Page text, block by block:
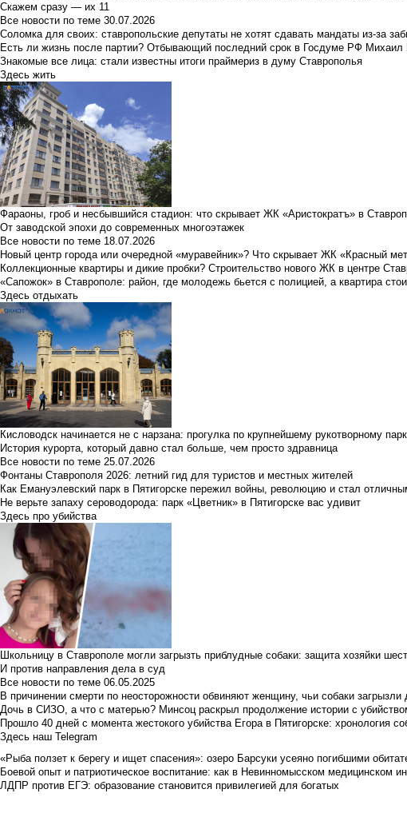
Скажем сразу — их 11
Все новости по теме 30.07.2026
Соломка для своих: ставропольские депутаты не хотят сдавать мандаты из-за
Есть ли жизнь после партии? Отбывающий последний срок в Госдуме РФ Михаил
Знакомые все лица: стали известны итоги праймериз в думу Ставрополья
Здесь жить
Фараоны, гроб и несбывшийся стадион: что скрывает ЖК «Аристократъ» в
От заводской эпохи до современных многоэтажек
Все новости по теме 18.07.2026
Новый центр города или очередной «муравейник»? Что скрывает ЖК «Красный
Коллекционные квартиры и дикие пробки? Строительство нового ЖК в центре
«Сапожок» в Ставрополе: район, где молодежь бьется с полицией, а квартира
Здесь отдыхать
Кисловодск начинается не с нарзана: прогулка по крупнейшему рукотворному
История курорта, который давно стал больше, чем просто здравница
Все новости по теме 25.07.2026
Фонтаны Ставрополя 2026: летний гид для туристов и местных жителей
Как Емануэлевский парк в Пятигорске пережил войны, революцию и стал
Не верьте запаху сероводорода: парк «Цветник» в Пятигорске вас удивит
Здесь про убийства
Школьницу в Ставрополе могли загрызть приблудные собаки: защита хозяйки
И против направления дела в суд
Все новости по теме 06.05.2025
В причинении смерти по неосторожности обвиняют женщину, чьи собаки загрызли
Дочь в СИЗО, а что с матерью? Минсоц раскрыл продолжение истории с
Прошло 40 дней с момента жестокого убийства Егора в Пятигорске: хронология
Здесь наш Telegram
«Рыба ползет к берегу и ищет спасения»: озеро Барсуки усеяно погибшими
Боевой опыт и патриотическое воспитание: как в Невинномысском медицинском
ЛДПР против ЕГЭ: образование становится привилегией для богатых